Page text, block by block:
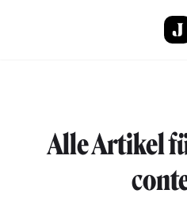
Alle Artikel